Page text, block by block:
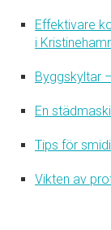
Effektivare
i
Byggskyltar
En
Tips för
Vikten av